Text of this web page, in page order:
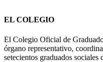
EL COLEGIO
El Colegio Oficial de
órgano representativo,
setecientos graduados sociales